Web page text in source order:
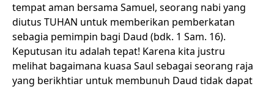
tempat aman bersama Samuel, seorang nabi yang
diutus TUHAN untuk memberikan pemberkatan
sebagia pemimpin bagi Daud (bdk. 1 Sam. 16).
Keputusan itu adalah tepat! Karena kita justru
melihat bagaimana kuasa Saul sebagai seorang raja
yang berikhtiar untuk membunuh Daud tidak dapat